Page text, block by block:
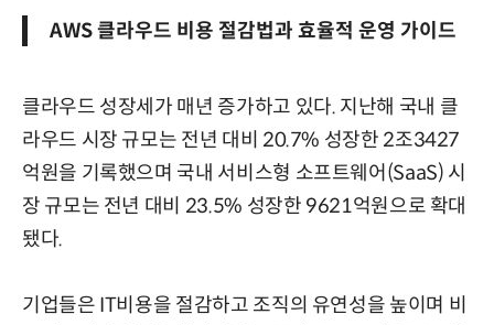
AWS 클라우드 비용 절감법과 효율적 운영 가이드
클라우드 성장세가 매년 증가하고 있다. 지난해 국내 클
라우드 시장 규모는 전년 대비 20.7% 성장한 2조3427
억원을 기록했으며 국내 서비스형 소프트웨어(SaaS) 시
장 규모는 전년 대비 23.5% 성장한 9621억원으로 확대
됐다.
기업들은 IT비용을 절감하고 조직의 유연성을 높이며 비